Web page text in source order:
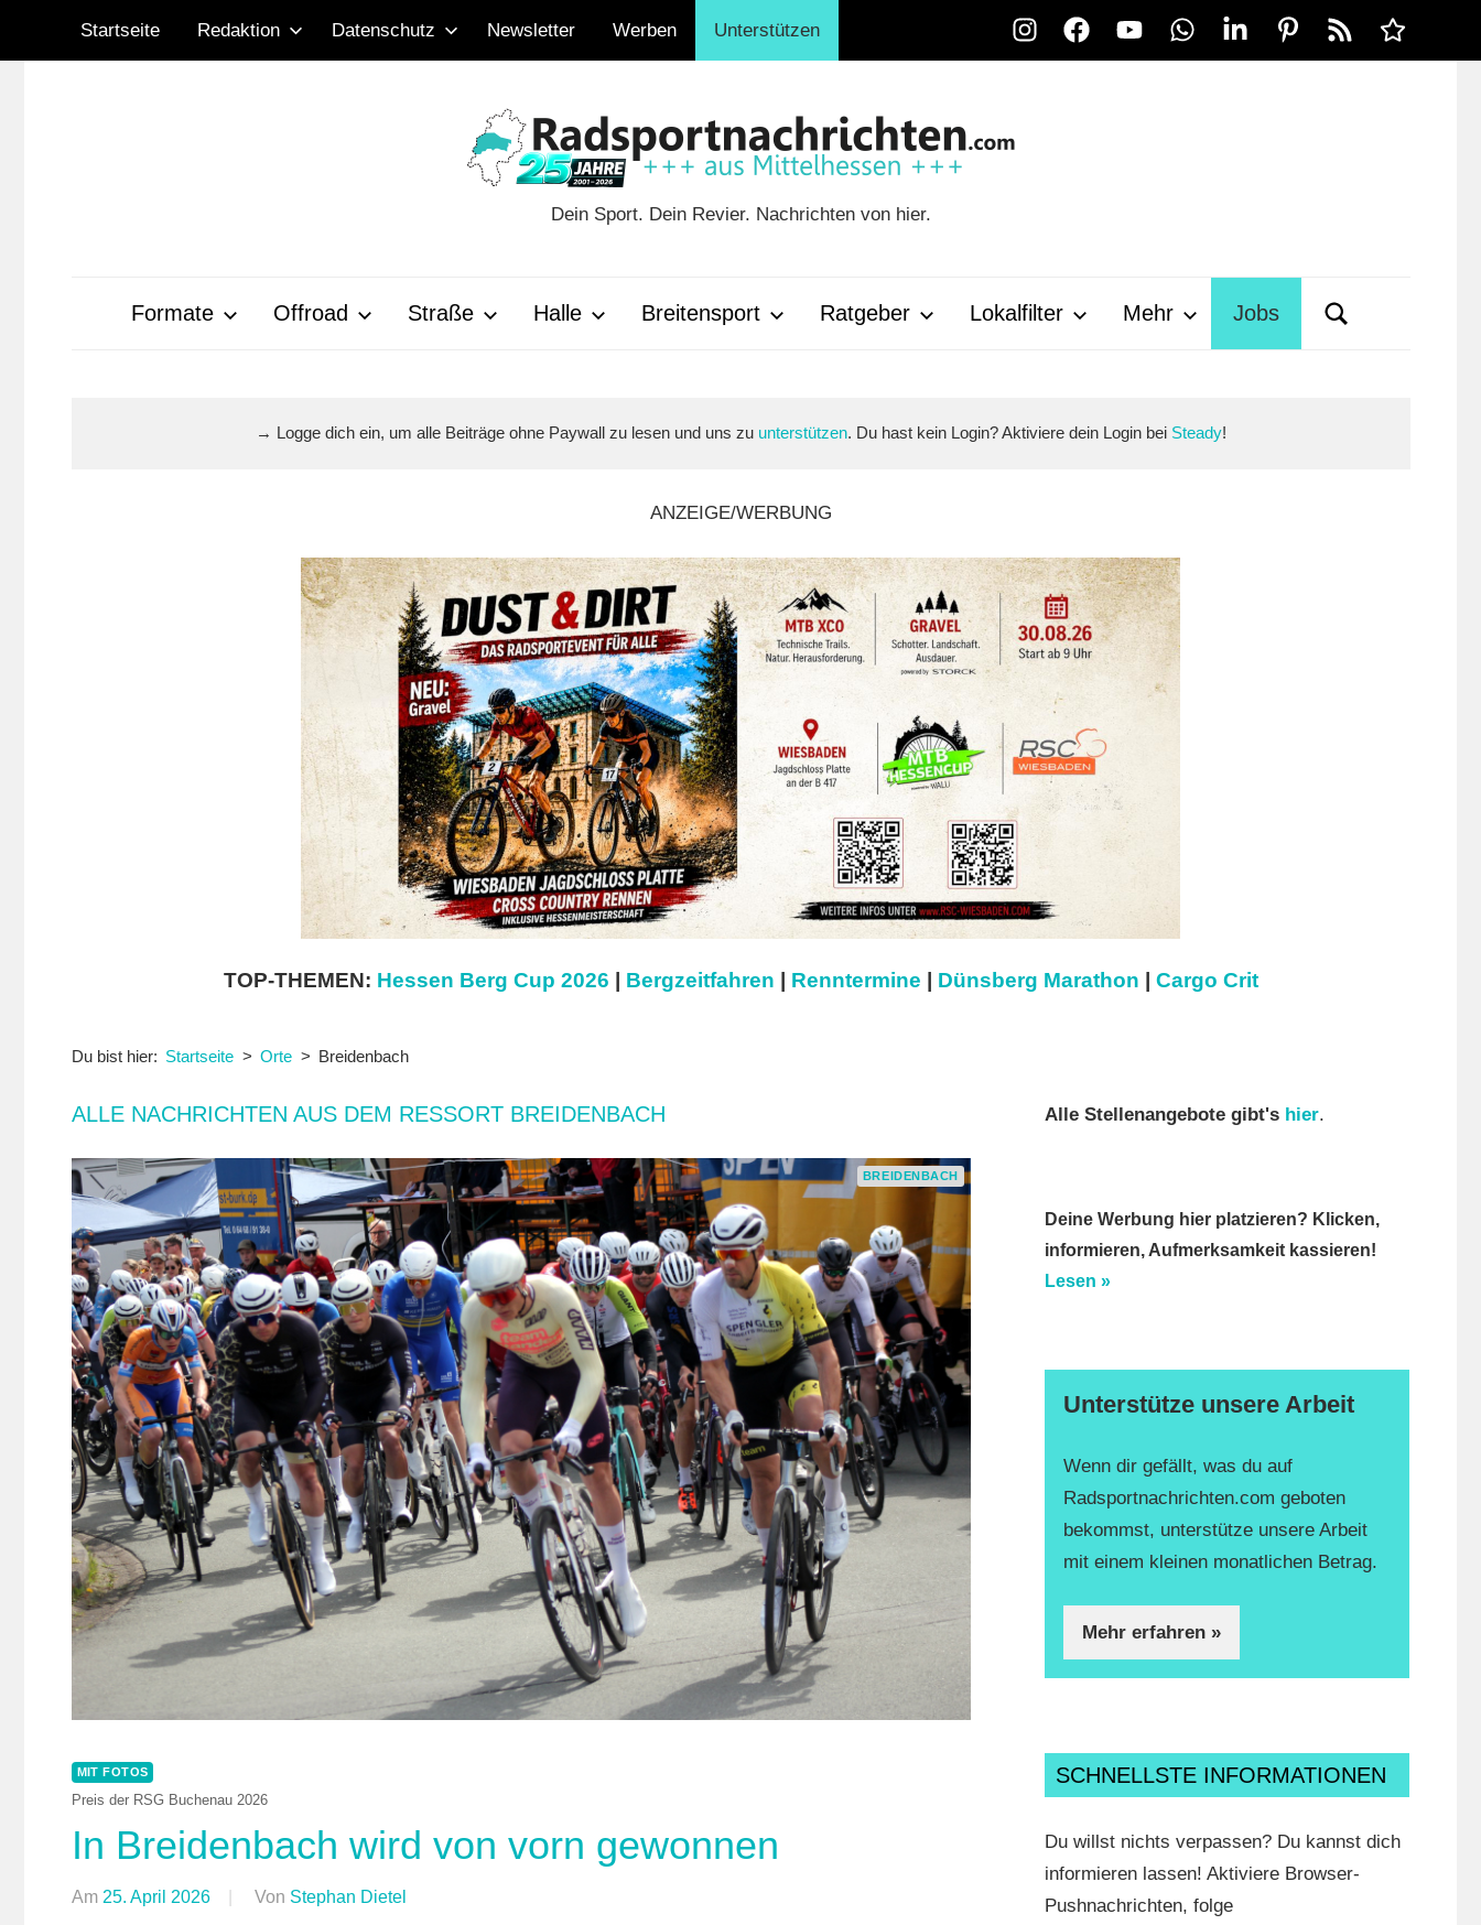
InstagramFacebookYouTubeWhatsAppLinkedInPinterest
RSS-
Feed
Alle
Startseite Redaktion Datenschutz Newsletter Werben Unterstützen
Radsportnachrichten.com
aus
Dein Sport. Dein Revier. Nachrichten von hier.
Formate Offroad Straße Halle Breitensport Ratgeber Lokalfilter Mehr Jobs
→ Logge dich ein, um alle Beiträge ohne Paywall zu lesen und uns zu unterstützen. Du hast kein Login? Aktiviere dein Login bei Steady!
ANZEIGE/WERBUNG
TOP-THEMEN: Hessen Berg Cup 2026 Bergzeitfahren Renntermine Dünsberg Marathon Cargo Crit
Du bist hier: Startseite Orte Breidenbach
ALLE NACHRICHTEN AUS DEM RESSORT BREIDENBACH
BREIDENBACH
MIT FOTOS
Preis der RSG Buchenau 2026
In Breidenbach wird von vorn gewonnen
Am 25. April 2026 Von Stephan Dietel
Alle Stellenangebote gibt's hier.
Deine Werbung hier platzieren? Klicken,
informieren, Aufmerksamkeit kassieren!
Lesen »
Unterstütze unsere Arbeit
Wenn dir gefällt, was du auf
Radsportnachrichten.com geboten
bekommst, unterstütze unsere Arbeit
mit einem kleinen monatlichen Betrag.
Mehr erfahren »
SCHNELLSTE INFORMATIONEN
Du willst nichts verpassen? Du kannst dich
informieren lassen! Aktiviere Browser-
Pushnachrichten, folge